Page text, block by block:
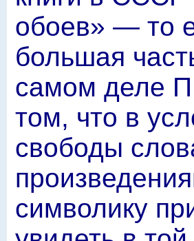
обоев» — то
большая
самом деле
том, что в
свободы
символику